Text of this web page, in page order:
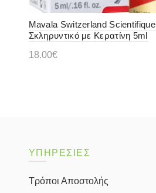
Mavala Switzerland
Σκληρυντικό με Κερατίνη 5ml
18.00€
ΥΠΗΡΕΣΙΕΣ
Τρόποι Αποστολής